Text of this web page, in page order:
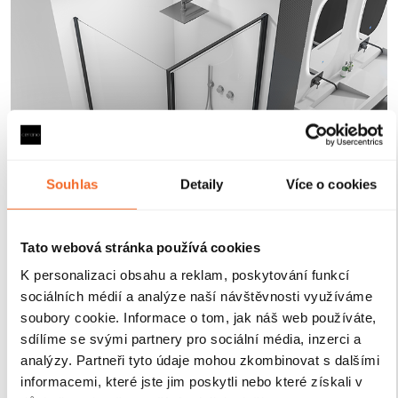
Souhlas Detaily Více o cookies
Tato webová stránka používá cookies
K personalizaci obsahu a reklam, poskytování funkcí
sociálních médií a analýze naší návštěvnosti využíváme
soubory cookie. Informace o tom, jak náš web používáte,
sdílíme se svými partnery pro sociální média, inzerci a
analýzy. Partneři tyto údaje mohou zkombinovat s dalšími
informacemi, které jste jim poskytli nebo které získali v
Magnetické lišty
Zavírání pomocí magnetických lištpevně drží
sprchové dveře a zabraňuje jejich samovolnému